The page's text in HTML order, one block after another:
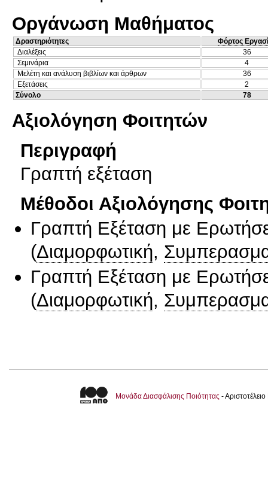
Οργάνωση Μαθήματος
Δραστηριότητες
Φόρτος
Διαλέξεις
36
Σεμινάρια
4
Μελέτη και ανάλυση βιβλίων και άρθρων
36
Εξετάσεις
2
Σύνολο
78
Αξιολόγηση Φοιτητών
Περιγραφή
Γραπτή εξέταση
Μέθοδοι Αξιολόγησης
Γραπτή Εξέταση με
(Διαμορφωτική,
Γραπτή Εξέταση με
(Διαμορφωτική,
Μονάδα Διασφάλισης Ποιότητας -